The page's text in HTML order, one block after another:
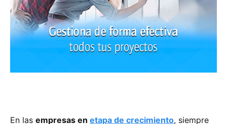
En las empresas en etapa de crecimiento, siempre